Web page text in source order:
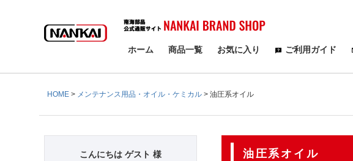
検索
ホーム 商品一覧 お気に入り ご利用ガイド
HOME メンテナンス用品・オイル・ケミカル 油圧系オイル
こんにちは ゲスト 様 油圧系オイル